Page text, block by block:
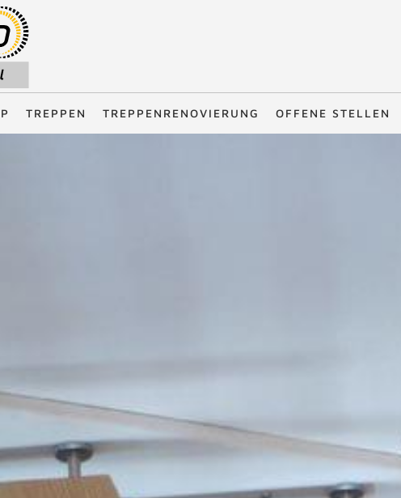
TREPPEN TREPPENRENOVIERUNG OFFENE STELLEN